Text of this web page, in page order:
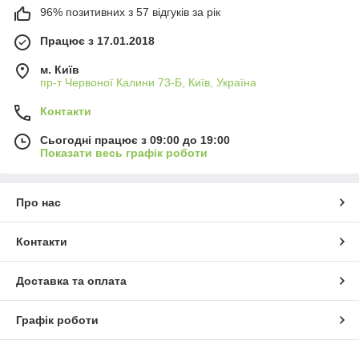
96% позитивних з 57 відгуків за рік
Працює з 17.01.2018
м. Київ
пр-т Червоної Калини 73-Б, Київ, Україна
Контакти
Сьогодні працює з 09:00 до 19:00
Показати весь графік роботи
Про нас
Контакти
Доставка та оплата
Графік роботи